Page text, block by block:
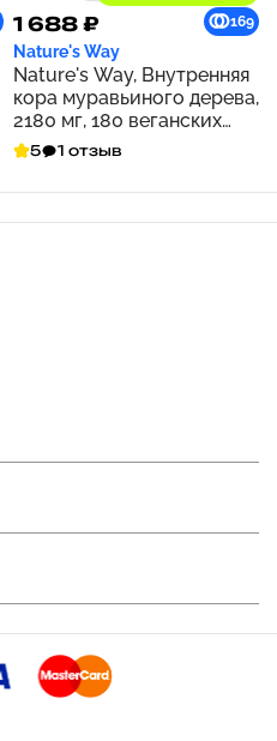
1 688 ₽ 169
Nature's Way
Nature's Way, Внутренняя
кора муравьиного дерева,
2180 мг, 180 веганских
капсул (545 мг на капсулу)
5 1 отзыв